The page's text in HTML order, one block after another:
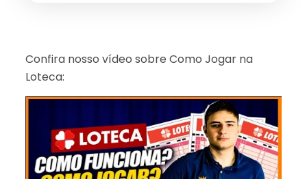
Confira nosso vídeo sobre Como Jogar na
Loteca: